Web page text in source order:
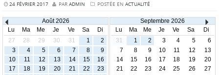
24 FÉVRIER 2017 PAR ADMIN POSTÉE EN ACTUALITÉ
Août 2026
Lu
Ma Me Je Ve Sa
Di
27
28 29 30 31 1
2
3
4 5 6 7 8
9
10
11 12 13 14 15
16
17
18 19 20 21 22
23
Septembre 2026
Lu
Ma Me Je Ve Sa
Di
31
1 2 3 4 5
6
7
8 9 10 11 12
13
14
15 16 17 18 19
20
21
22 23 24 25 26
27